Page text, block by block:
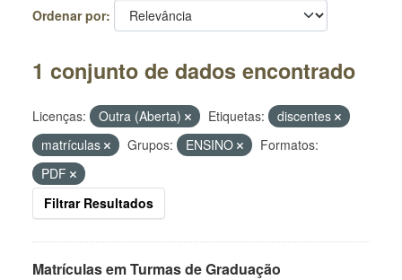
Ordenar por
1 conjunto de dados encontrado
Licenças: Outra (Aberta) Etiquetas:
discentes
matrículas
Grupos: ENSINO
Formatos:
PDF
Filtrar Resultados
Matrículas em Turmas de Graduação